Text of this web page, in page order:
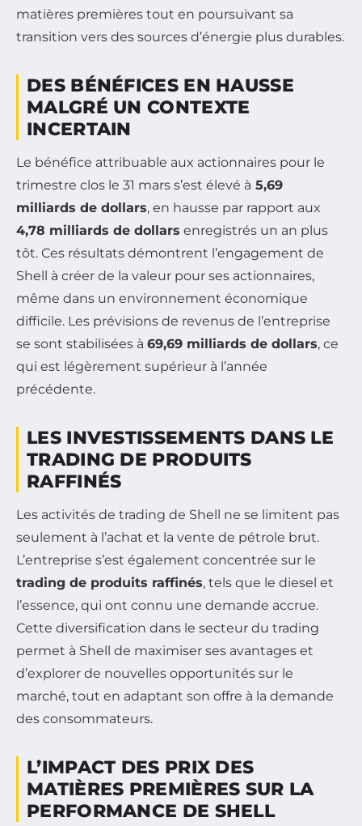
matières premières tout en poursuivant sa
transition vers des sources d’énergie plus durables.
DES BÉNÉFICES EN HAUSSE
MALGRÉ UN CONTEXTE
INCERTAIN
Le bénéfice attribuable aux actionnaires pour le
trimestre clos le 31 mars s’est élevé à 5,69
milliards de dollars, en hausse par rapport aux
4,78 milliards de dollars enregistrés un an plus
tôt. Ces résultats démontrent l’engagement de
Shell à créer de la valeur pour ses actionnaires,
même dans un environnement économique
difficile. Les prévisions de revenus de l’entreprise
se sont stabilisées à 69,69 milliards de dollars, ce
qui est légèrement supérieur à l’année
précédente.
LES INVESTISSEMENTS DANS LE
TRADING DE PRODUITS
RAFFINÉS
Les activités de trading de Shell ne se limitent pas
seulement à l’achat et la vente de pétrole brut.
L’entreprise s’est également concentrée sur le
trading de produits raffinés, tels que le diesel et
l’essence, qui ont connu une demande accrue.
Cette diversification dans le secteur du trading
permet à Shell de maximiser ses avantages et
d’explorer de nouvelles opportunités sur le
marché, tout en adaptant son offre à la demande
des consommateurs.
L’IMPACT DES PRIX DES
MATIÈRES PREMIÈRES SUR LA
PERFORMANCE DE SHELL